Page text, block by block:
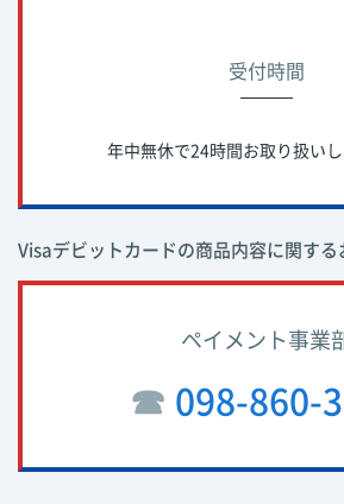
受付時間
年中無休で24時間お取り扱い
Visaデビットカードの商品内容に関する
ペイメント事業
☎︎ 098-860-